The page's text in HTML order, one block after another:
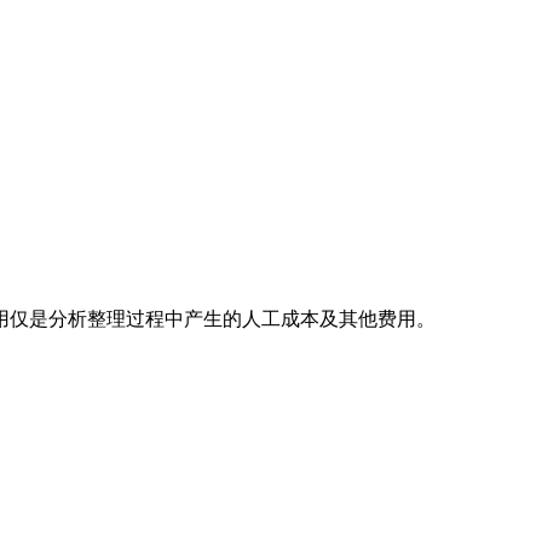
是分析整理过程中产生的人工成本及其他费用。